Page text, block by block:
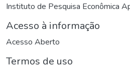
Instituto de Pesquisa Econômica
Acesso à informação
Acesso Aberto
Termos de uso